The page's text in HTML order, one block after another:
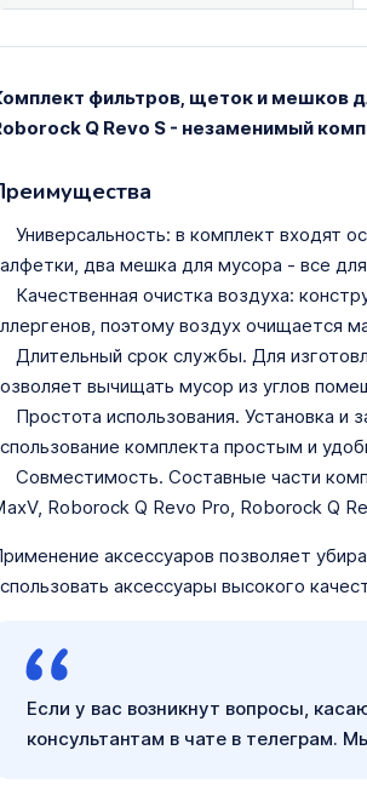
фильтров, щеток и мешков
Q Revo S - незаменимый
Универсальность: в комплект
два мешка для мусора - все
Качественная очистка воздуха:
поэтому воздух очищается
Длительный срок службы. Для
вычищать мусор из углов
Простота использования. Установка и
комплекта простым и
Совместимость. Составные части
Roborock Q Revo Pro, Roborock Q
аксессуаров позволяет
аксессуары высокого
Если у вас возникнут вопросы,
консультантам в чате в телеграм.